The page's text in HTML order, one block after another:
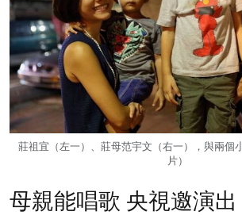
莊祖宜（左一）、莊母范宇文（右一），與兩個
片）
母親能唱歌 央視邀演出